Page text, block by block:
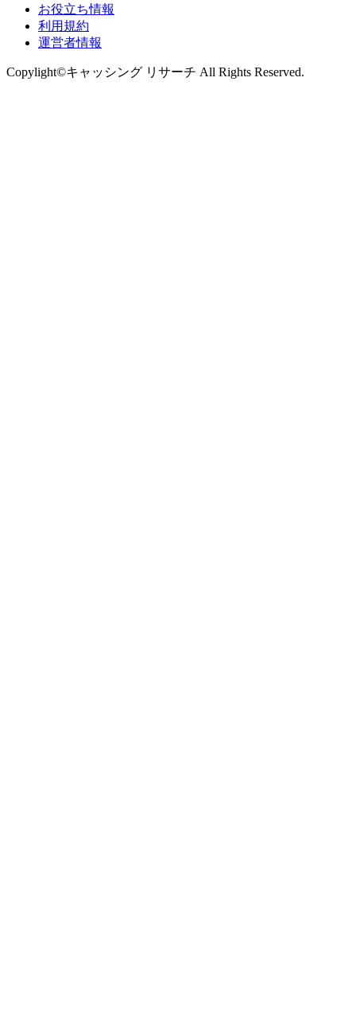
お役立ち情報
利用規約
運営者情報
Copylight©キャッシング リサーチ All Rights Reserved.